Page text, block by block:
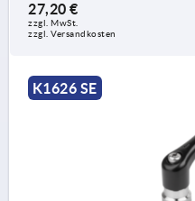
27,20 €
zzgl. MwSt.
zzgl. Versandkosten
K1626 SE